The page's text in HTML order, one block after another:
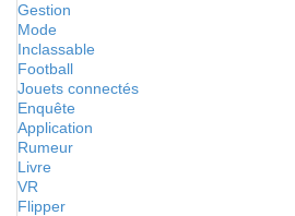
Gestion
Mode
Inclassable
Football
Jouets connectés
Enquête
Application
Rumeur
Livre
VR
Flipper